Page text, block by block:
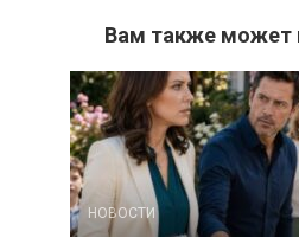
Вам также может
НОВОСТИ